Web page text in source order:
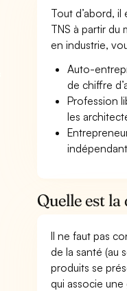
Tout d’abord,
TNS à partir du
en industrie,
Auto-
de chiffre
Profession
les
Quelle est
Il ne faut pas
de la santé (au
produits se
qui associe